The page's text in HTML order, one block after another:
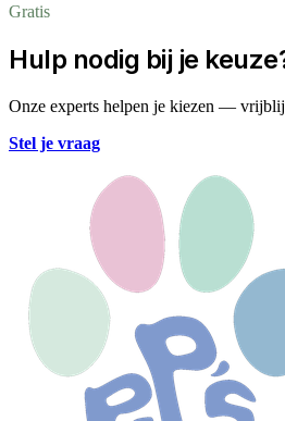
Gratis
Hulp nodig bij je
Onze experts helpen je kiezen —
Stel je vraag